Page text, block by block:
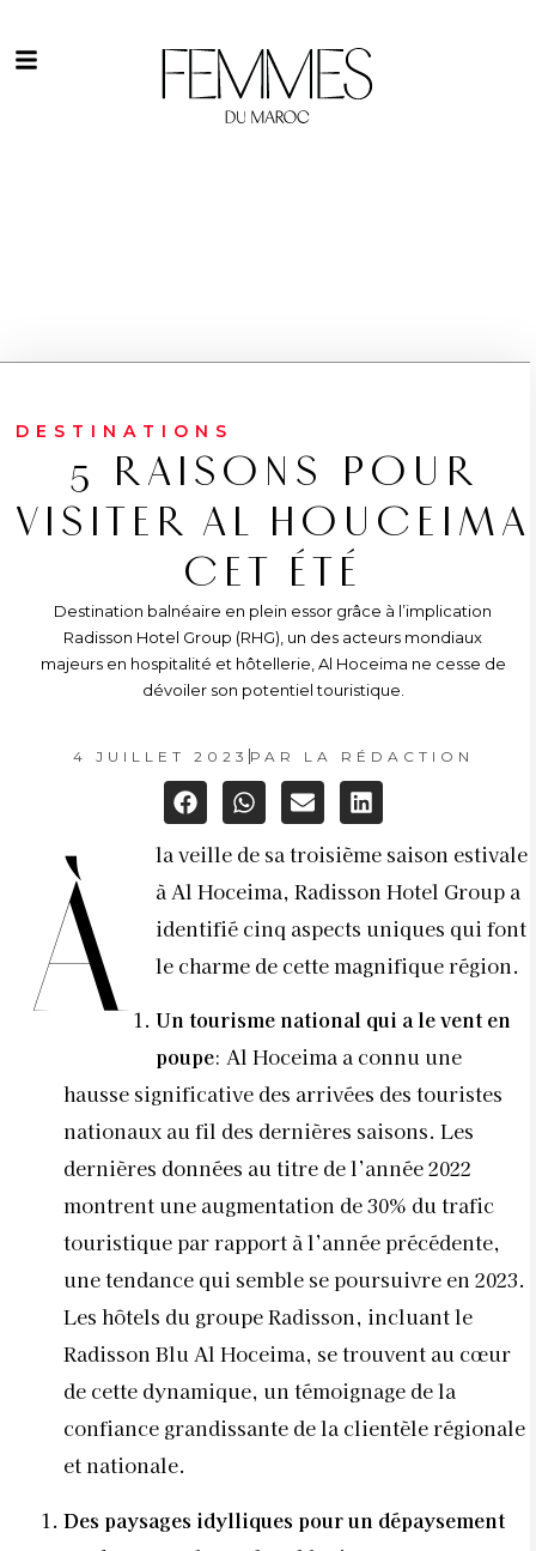
DESTINATIONS
5 RAISONS POUR
VISITER AL HOUCEIMA
CET ÉTÉ
Destination balnéaire en plein essor grâce à l’implication
Radisson Hotel Group (RHG), un des acteurs mondiaux
majeurs en hospitalité et hôtellerie, Al Hoceima ne cesse de
dévoiler son potentiel touristique.
4 JUILLET 2023 PAR LA RÉDACTION
À
la veille de sa troisième saison estivale
à Al Hoceima, Radisson Hotel Group a
identifié cinq aspects uniques qui font
le charme de cette magnifique région.
Un tourisme national qui a le vent en
poupe: Al Hoceima a connu une
hausse significative des arrivées des touristes
nationaux au fil des dernières saisons. Les
dernières données au titre de l’année 2022
montrent une augmentation de 30% du trafic
touristique par rapport à l’année précédente,
une tendance qui semble se poursuivre en 2023.
Les hôtels du groupe Radisson, incluant le
Radisson Blu Al Hoceima, se trouvent au cœur
de cette dynamique, un témoignage de la
confiance grandissante de la clientèle régionale
et nationale.
Des paysages idylliques pour un dépaysement